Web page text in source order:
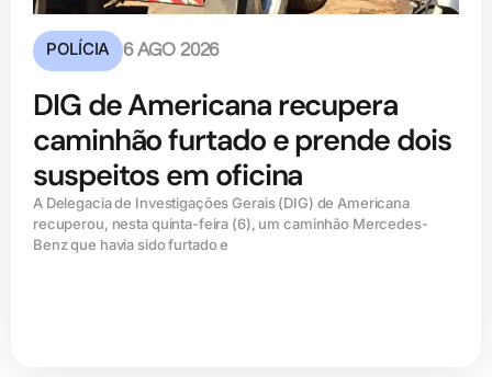
POLÍCIA 6 AGO 2026
DIG de Americana recupera
caminhão furtado e prende dois
suspeitos em oficina
A Delegacia de Investigações Gerais (DIG) de Americana
recuperou, nesta quinta-feira (6), um caminhão Mercedes-
Benz que havia sido furtado e